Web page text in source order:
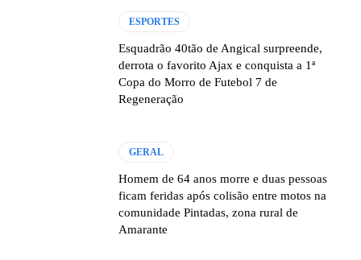
ESPORTES
Esquadrão 40tão de Angical surpreende,
derrota o favorito Ajax e conquista a 1ª
Copa do Morro de Futebol 7 de
Regeneração
GERAL
Homem de 64 anos morre e duas pessoas
ficam feridas após colisão entre motos na
comunidade Pintadas, zona rural de
Amarante